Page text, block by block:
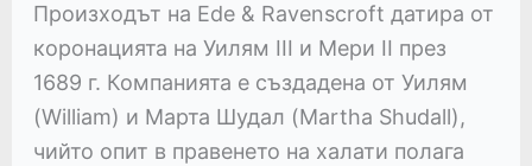
Произходът на Ede & Ravenscroft датира от
коронацията на Уилям III и Мери II през
1689 г. Компанията е създадена от Уилям
(William) и Марта Шудал (Martha Shudall),
чийто опит в правенето на халати полага